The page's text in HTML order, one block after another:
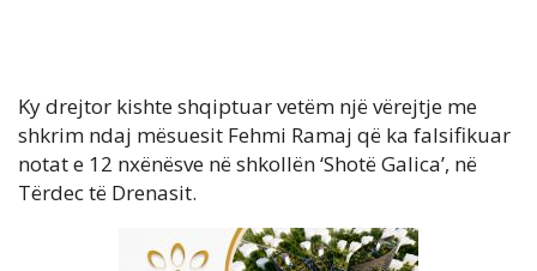
Ky drejtor kishte shqiptuar vetëm një vërejtje me
shkrim ndaj mësuesit Fehmi Ramaj që ka falsifikuar
notat e 12 nxënësve në shkollën ‘Shotë Galica’, në
Tërdec të Drenasit.